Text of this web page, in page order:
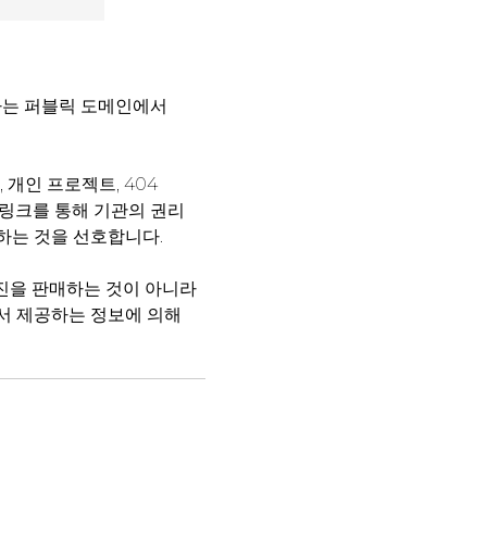
퍼블릭 도메인에서
개인 프로젝트, 404
크를 통해 기관의 권리
는 것을 선호합니다.
판매하는 것이 아니라
제공하는 정보에 의해